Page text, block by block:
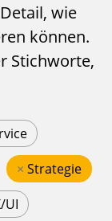
wie
können.
Stichworte,
× Strategie
UI